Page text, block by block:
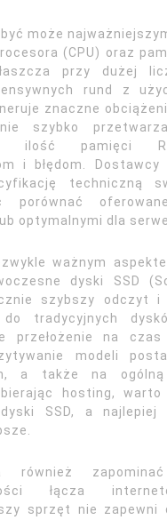
może
(CPU) oraz
przy dużej
rund z
znaczne
szybko
ilość pamięci
i błędom.
techniczną
porównać
optymalnymi dla
ważnym
dyski SSD
szybszy odczyt i
do tradycyjnych
przełożenie na czas
modeli
a także na ogólną
hosting,
SSD, a najlepiej
również
łącza
sprzęt nie zapewni